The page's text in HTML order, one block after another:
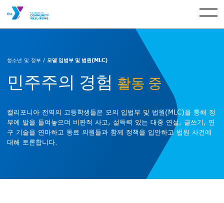
청소년 및 정부 / 모델 입법부 및 법원(MLC)
민주주의 경험 활동 중
캘리포니아 전역의 고등학생들은 모의 입법부 및 법원(MLC)을 통해 정
부에 발을 들여놓으며 비판적 사고, 설득력 있는 대중 연설, 글쓰기, 연
구 기술을 연마하고 동료 의원들과 함께 정책을 입안하고 법원 사건에
대해 토론합니다.